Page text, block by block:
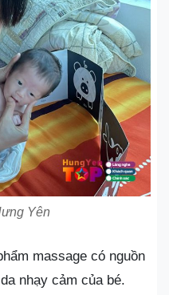
Yên
massage có nguồn
nhạy cảm của bé.